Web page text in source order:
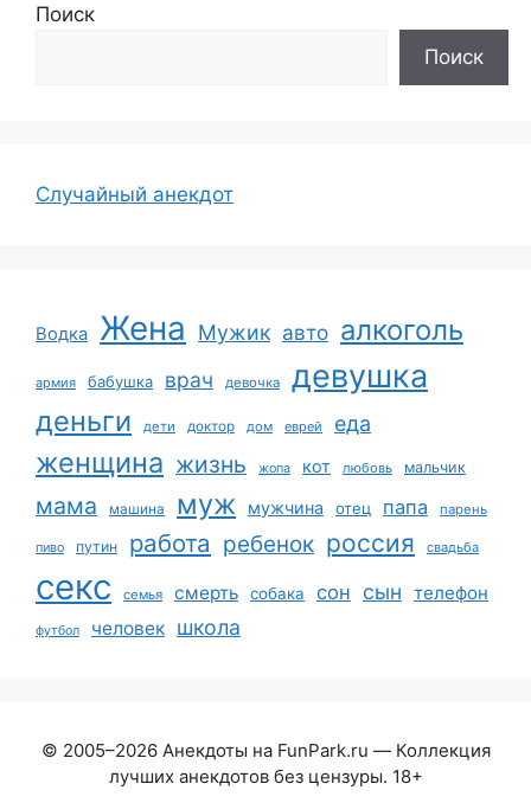
Поиск
Поиск
Случайный анекдот
Водка Жена Мужик авто алкоголь
армия бабушка врач девочка девушка
деньги дети доктор дом еврей еда
женщина жизнь жопа кот любовь мальчик
мама машина муж мужчина отец папа парень
пиво путин работа ребенок россия свадьба
секс семья смерть собака сон сын телефон
футбол человек школа
© 2005–2026 Анекдоты на FunPark.ru — Коллекция
лучших анекдотов без цензуры. 18+